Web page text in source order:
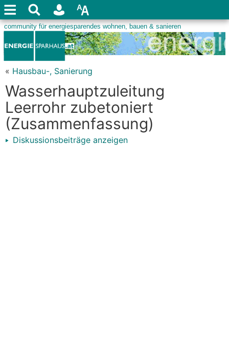
« Hausbau-, Sanierung
Wasserhauptzuleitung
Leerrohr zubetoniert
(Zusammenfassung)
Diskussionsbeiträge anzeigen